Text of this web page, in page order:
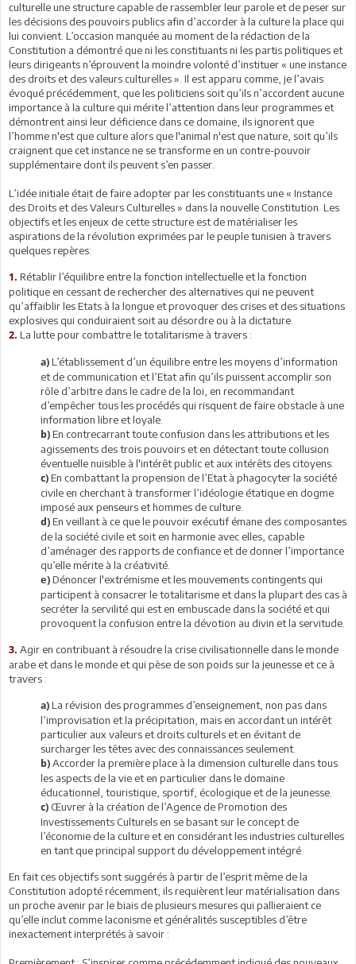
culturelle une structure capable de rassembler leur parole et de peser sur
les décisions des pouvoirs publics afin d’accorder à la culture la place qui
lui convient. L’occasion manquée au moment de la rédaction de la
Constitution a démontré que ni les constituants ni les partis politiques et
leurs dirigeants n’éprouvent la moindre volonté d’instituer « une instance
des droits et des valeurs culturelles ». Il est apparu comme, je l’avais
évoqué précédemment, que les politiciens soit qu’ils n’accordent aucune
importance à la culture qui mérite l’attention dans leur programmes et
démontrent ainsi leur déficience dans ce domaine, ils ignorent que
l’homme n'est que culture alors que l'animal n'est que nature, soit qu’ils
craignent que cet instance ne se transforme en un contre-pouvoir
supplémentaire dont ils peuvent s’en passer.
L’idée initiale était de faire adopter par les constituants une « Instance
des Droits et des Valeurs Culturelles » dans la nouvelle Constitution. Les
objectifs et les enjeux de cette structure est de matérialiser les
aspirations de la révolution exprimées par le peuple tunisien à travers
quelques repères:
1. Rétablir l’équilibre entre la fonction intellectuelle et la fonction
politique en cessant de rechercher des alternatives qui ne peuvent
qu’affaiblir les Etats à la longue et provoquer des crises et des situations
explosives qui conduiraient soit au désordre ou à la dictature.
2. La lutte pour combattre le totalitarisme à travers :
a) L’établissement d’un équilibre entre les moyens d’information
et de communication et l’Etat afin qu’ils puissent accomplir son
rôle d’arbitre dans le cadre de la loi, en recommandant
d’empêcher tous les procédés qui risquent de faire obstacle à une
information libre et loyale.
b) En contrecarrant toute confusion dans les attributions et les
agissements des trois pouvoirs et en détectant toute collusion
éventuelle nuisible à l'intérêt public et aux intérêts des citoyens.
c) En combattant la propension de l’Etat à phagocyter la société
civile en cherchant à transformer l’idéologie étatique en dogme
imposé aux penseurs et hommes de culture.
d) En veillant à ce que le pouvoir exécutif émane des composantes
de la société civile et soit en harmonie avec elles, capable
d’aménager des rapports de confiance et de donner l’importance
qu’elle mérite à la créativité.
e) Dénoncer l'extrémisme et les mouvements contingents qui
participent à consacrer le totalitarisme et dans la plupart des cas à
secréter la servilité qui est en embuscade dans la société et qui
provoquent la confusion entre la dévotion au divin et la servitude.
3. Agir en contribuant à résoudre la crise civilisationnelle dans le monde
arabe et dans le monde et qui pèse de son poids sur la jeunesse et ce à
travers :
a) La révision des programmes d’enseignement, non pas dans
l’improvisation et la précipitation, mais en accordant un intérêt
particulier aux valeurs et droits culturels et en évitant de
surcharger les têtes avec des connaissances seulement.
b) Accorder la première place à la dimension culturelle dans tous
les aspects de la vie et en particulier dans le domaine
éducationnel, touristique, sportif, écologique et de la jeunesse.
c) Œuvrer à la création de l’Agence de Promotion des
Investissements Culturels en se basant sur le concept de
l’économie de la culture et en considérant les industries culturelles
en tant que principal support du développement intégré.
En fait ces objectifs sont suggérés à partir de l’esprit même de la
Constitution adopté récemment, ils requièrent leur matérialisation dans
un proche avenir par le biais de plusieurs mesures qui pallieraient ce
qu’elle inclut comme laconisme et généralités susceptibles d’être
inexactement interprétés à savoir :